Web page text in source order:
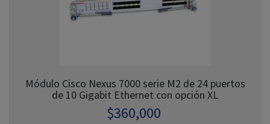
Módulo Cisco Nexus 7000 serie M2 de 24 puertos
de 10 Gigabit Ethernet con opción XL
$360,000